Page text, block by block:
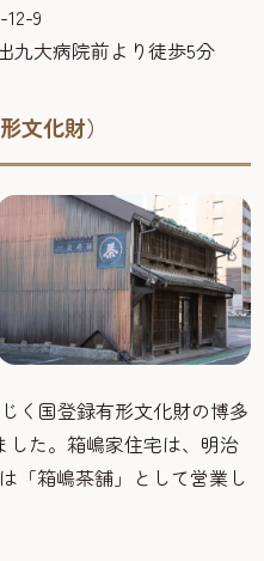
9
九大病院前より徒歩5分
文化財）
く国登録有形文化財の博多
た。箱嶋家住宅は、明治
「箱嶋茶舗」として営業し